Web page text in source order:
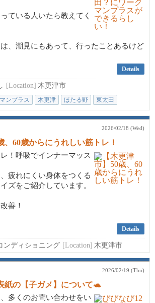
ている人いたら教えてく
、潮見にもあって、行ったことあるけど
Details
[Location] 木更津市
ンプラス 木更津 ほたる野 東太田
2026/02/18 (Wed)
、60歳からにうれしい筋トレ！
！呼吸でインナーマッス
疲れにくい身体をつくる
ズをご紹介しています。
善！
Details
ンディショニング [Location] 木更津市
2026/02/19 (Thu)
紙の【子ガメ】について🐢
多くのお問い合わせをい